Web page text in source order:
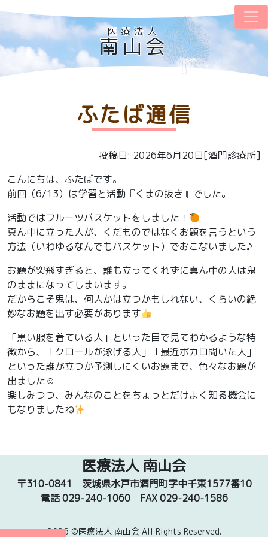
医療法人
南山会
ふたば通信
投稿日: 2026年6月20日[酒門診療所]
こんにちは、ふたばです。
前回（6/13）は学習と活動『くまの抜き』でした。
活動ではフルーツバスケットをしました！
真ん中に立った人が、くだものではなくお題を言うという
方法（いわゆるなんでもバスケット）でおこないました♪
お題が突飛すぎると、誰も立ってくれずに真ん中の人は鬼
のままになってしまいます。
だからこそ鬼は、何人かは立つかもしれない、くらいの絶
妙なお題を出す必要があります
「黒い服を着ている人」といった目で見てわかるような特
徴から、「クロールが泳げる人」「最近ボカロ聞いた人」
といった誰が立つか予測しにくいお題まで、色々なお題が
出ました☺
楽しみつつ、みんなのことをちょっとだけよく知る機会に
もなりましたね
医療法人 南山会
〒310-0841 茨城県水戸市酒門町字中千束1577番10
電話 029-240-1060 FAX 029-240-1586
2026 ©医療法人 南山会All Rights Reserved.